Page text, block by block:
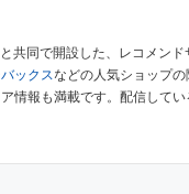
共同で開設した、レコメンド
ックスなどの人気ショップ
情報も満載です。配信して